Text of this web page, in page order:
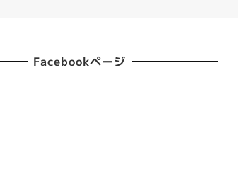
Facebookページ